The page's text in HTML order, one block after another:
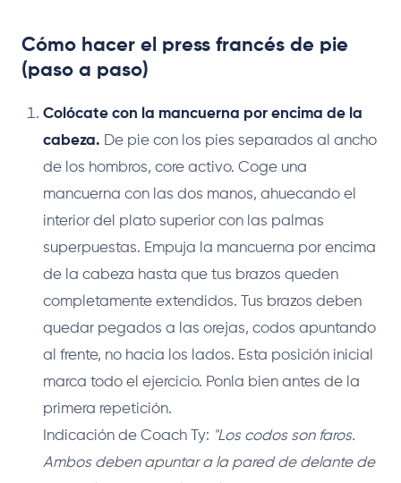
Cómo hacer el press francés de pie
(paso a paso)
Colócate con la mancuerna por encima de la
cabeza. De pie con los pies separados al ancho
de los hombros, core activo. Coge una
mancuerna con las dos manos, ahuecando el
interior del plato superior con las palmas
superpuestas. Empuja la mancuerna por encima
de la cabeza hasta que tus brazos queden
completamente extendidos. Tus brazos deben
quedar pegados a las orejas, codos apuntando
al frente, no hacia los lados. Esta posición inicial
marca todo el ejercicio. Ponla bien antes de la
primera repetición.
Indicación de Coach Ty: "Los codos son faros.
Ambos deben apuntar a la pared de delante de